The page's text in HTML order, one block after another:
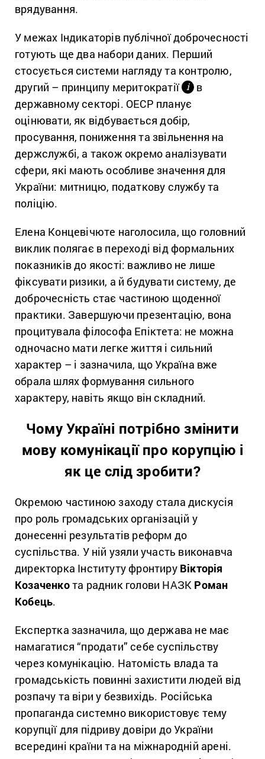
врядування.
У межах Індикаторів публічної доброчесності
готують ще два набори даних. Перший
стосується системи нагляду та контролю,
другий – принципу меритократії і
в
державному секторі. ОЕСР планує
оцінювати, як відбувається добір,
просування, пониження та звільнення на
держслужбі, а також окремо аналізувати
сфери, які мають особливе значення для
України: митницю, податкову службу та
поліцію.
Елена Концевічюте наголосила, що головний
виклик полягає в переході від формальних
показників до якості: важливо не лише
фіксувати ризики, а й будувати систему, де
доброчесність стає частиною щоденної
практики. Завершуючи презентацію, вона
процитувала філософа Епіктета: не можна
одночасно мати легке життя і сильний
характер – і зазначила, що Україна вже
обрала шлях формування сильного
характеру, навіть якщо він складний.
Чому Україні потрібно змінити
мову комунікації про корупцію і
як це слід зробити?
Окремою частиною заходу стала дискусія
про роль громадських організацій у
донесенні результатів реформ до
суспільства. У ній узяли участь виконавча
директорка Інституту фронтиру Вікторія
Козаченкота радник голови НАЗК Роман
Кобець.
Експертка зазначила, що держава не має
намагатися “продати” себе суспільству
через комунікацію. Натомість влада та
громадськість повинні захистити людей від
розпачу та віри у безвихідь. Російська
пропаганда системно використовує тему
корупції для підриву довіри до України
всередині країни та на міжнародній арені.